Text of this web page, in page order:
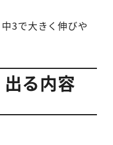
3で大きく伸びや
る内容